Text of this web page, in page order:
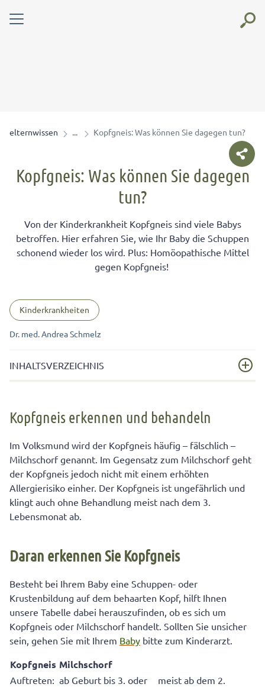
elternwissen Kopfgneis: Was können Sie dagegen tun?
Kopfgneis: Was können Sie dagegen
tun?
Von der Kinderkrankheit Kopfgneis sind viele Babys
betroffen. Hier erfahren Sie, wie Ihr Baby die Schuppen
schonend wieder los wird. Plus: Homöopathische Mittel
gegen Kopfgneis!
Kinderkrankheiten
Dr. med. Andrea Schmelz
INHALTSVERZEICHNIS
Daran erkennen Sie Kopfgneis
Homöopathie zur Behandlung von Kinderkrankheiten
wie Kopfgneis
Kopfgneis homöopathisch behandeln:
Homöopathische Mittel und ihre typischen Symptome
So entfernen Sie die Schuppen bei Kopfgneis
Kopfgneis erkennen und behandeln
Im Volksmund wird der Kopfgneis häufig – fälschlich –
Milchschorf genannt. Im Gegensatz zum Milchschorf geht
der Kopfgneis jedoch nicht mit einem erhöhten
Allergierisiko einher. Der Kopfgneis ist ungefährlich und
klingt auch ohne Behandlung meist nach dem 3.
Lebensmonat ab.
Daran erkennen Sie Kopfgneis
Besteht bei Ihrem Baby eine Schuppen- oder
Krustenbildung auf dem behaarten Kopf, hilft Ihnen
unsere Tabelle dabei herauszufinden, ob es sich um
Kopfgneis oder Milchschorf handelt. Sollten Sie unsicher
sein, gehen Sie mit Ihrem Baby bitte zum Kinderarzt.
Kopfgneis Milchschorf
Auftreten: ab Geburt bis 3. oder
meist ab dem 2.